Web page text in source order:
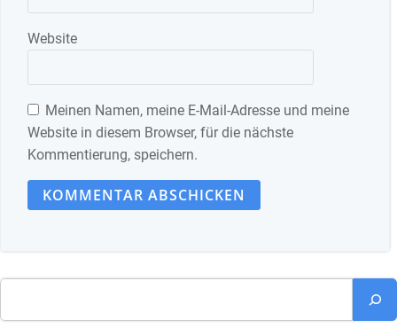
Website
Meinen Namen, meine E-Mail-Adresse und meine
Website in diesem Browser, für die nächste
Kommentierung, speichern.